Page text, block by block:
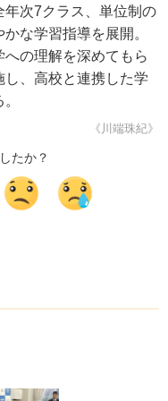
次7クラス、単位制の
な学習指導を展開。
の理解を深めてもら
し、高校と連携した学
《川端珠紀》
たか？